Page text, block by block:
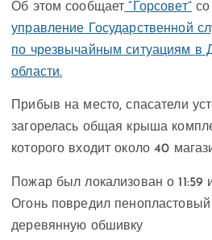
Об этом сообщает “Горсовет”
управление Государственной
по чрезвычайным ситуациям в
области.
Прибыв на место, спасатели
загорелась общая крыша
которого входит около 40
Пожар был локализован о 11:59
Огонь повредил
деревянную обшивку